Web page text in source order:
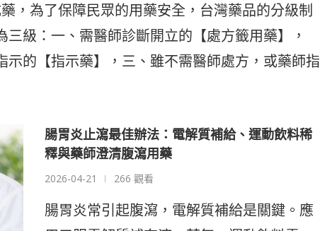
，為了保障民眾的用藥安全，台灣藥品的分級制
級：一、需醫師診斷開立的【處方籤用藥】，
的【指示藥】，三、雖不需醫師處方，或藥師指
腸胃炎止瀉最佳辦法：電解質補給、運動飲料稀
釋與藥師澄清腹瀉用藥
2026-04-21 266 觀看
腸胃炎常引起腹瀉，電解質補給是關鍵。應